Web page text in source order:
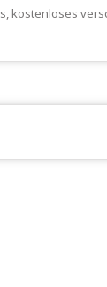
kostenloses